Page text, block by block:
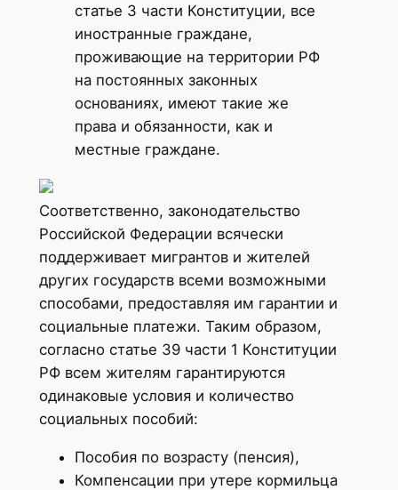
статье 3 части Конституции, все
иностранные граждане,
проживающие на территории РФ
на постоянных законных
основаниях, имеют такие же
права и обязанности, как и
местные граждане.
Соответственно, законодательство
Российской Федерации всячески
поддерживает мигрантов и жителей
других государств всеми возможными
способами, предоставляя им гарантии и
социальные платежи. Таким образом,
согласно статье 39 части 1 Конституции
РФ всем жителям гарантируются
одинаковые условия и количество
социальных пособий:
Пособия по возрасту (пенсия),
Компенсации при утере кормильца